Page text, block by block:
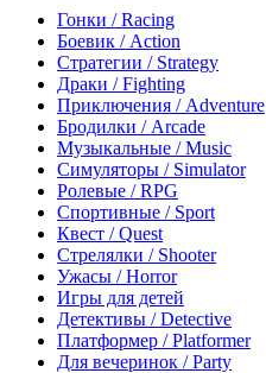
Гонки / Racing
Боевик / Action
Стратегии / Strategy
Драки / Fighting
Приключения / Adventure
Бродилки / Arcade
Музыкальные / Music
Симуляторы / Simulator
Ролевые / RPG
Спортивные / Sport
Квест / Quest
Стрелялки / Shooter
Ужасы / Horror
Игры для детей
Детективы / Detective
Платформер / Platformer
Для вечеринок / Party